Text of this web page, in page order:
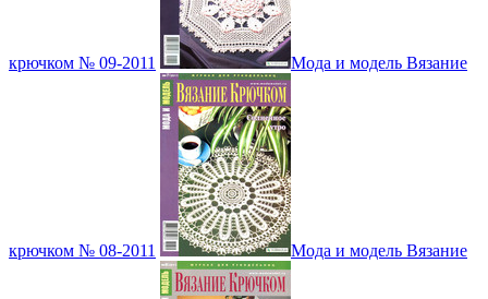
крючком № 09-2011 Мода и модель Вязание
крючком № 08-2011 Мода и модель Вязание